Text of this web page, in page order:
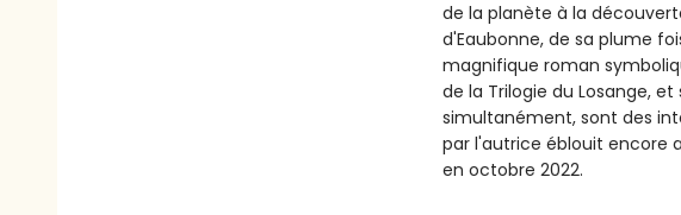
de la planète à la
d'Eaubonne, de sa plume
magnifique roman
de la Trilogie du Losange,
simultanément, sont des
par l'autrice éblouit encore
en octobre 2022.